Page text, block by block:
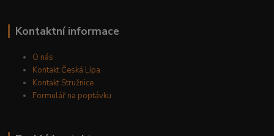
Kontaktní informace
O nás
Kontakt Česká Lípa
Kontakt Stružnice
Formulář na poptávku